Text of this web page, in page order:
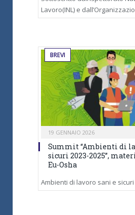
Lavoro(INL) e
BREVI
19 GENNAIO 2026
Summit “Ambienti di
sicuri 2023-2025”,
Eu-Osha
Ambienti di lavoro sani e